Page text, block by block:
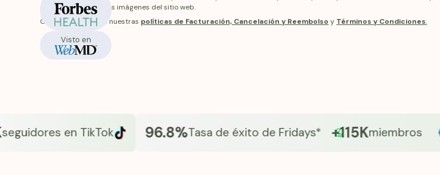
En stock
Visto en
reciba diferirán de las imágenes del sitio web.
Conozca más sobre nuestras políticas de Facturación, Cancelación y Reembolso y Términos y Condiciones.
en TikTok 96.8%Tasa de éxito de Fridays* +115Kmiembros